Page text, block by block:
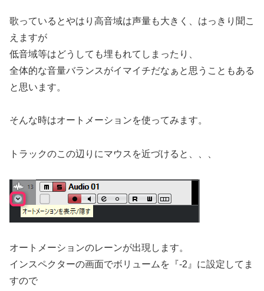
歌っているとやはり高音域は声量も大きく、はっきり聞こ
えますが
低音域等はどうしても埋もれてしまったり、
全体的な音量バランスがイマイチだなぁと思うこともある
と思います。
そんな時はオートメーションを使ってみます。
トラックのこの辺りにマウスを近づけると、、、
オートメーションのレーンが出現します。
インスペクターの画面でボリュームを『-2』に設定してま
すので